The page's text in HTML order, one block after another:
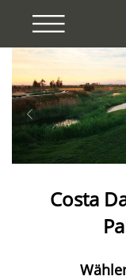
Previous
Costa